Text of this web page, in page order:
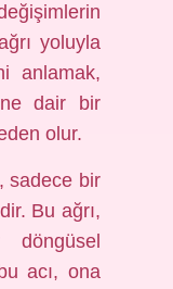
yoluyla
anlamak,
dair bir
olur.
sadece bir
Bu ağrı,
döngüsel
acı, ona